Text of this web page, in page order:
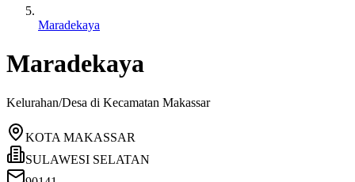
Maradekaya
Maradekaya
Kelurahan/Desa di Kecamatan Makassar
KOTA MAKASSAR
SULAWESI SELATAN